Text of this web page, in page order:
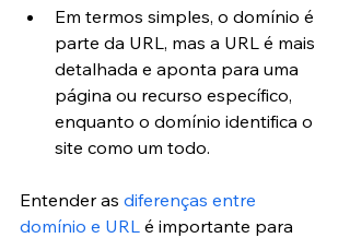
Em termos simples, o domínio é
parte da URL, mas a URL é mais
detalhada e aponta para uma
página ou recurso específico,
enquanto o domínio identifica o
site como um todo.
Entender as diferenças entre
domínio e URL é importante para